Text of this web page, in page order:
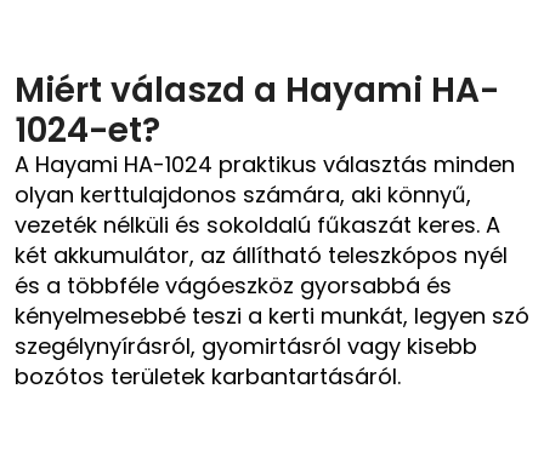
Miért válaszd a Hayami HA-
1024-et?
A Hayami HA-1024 praktikus választás minden
olyan kerttulajdonos számára, aki könnyű,
vezeték nélküli és sokoldalú fűkaszát keres. A
két akkumulátor, az állítható teleszkópos nyél
és a többféle vágóeszköz gyorsabbá és
kényelmesebbé teszi a kerti munkát, legyen szó
szegélynyírásról, gyomirtásról vagy kisebb
bozótos területek karbantartásáról.